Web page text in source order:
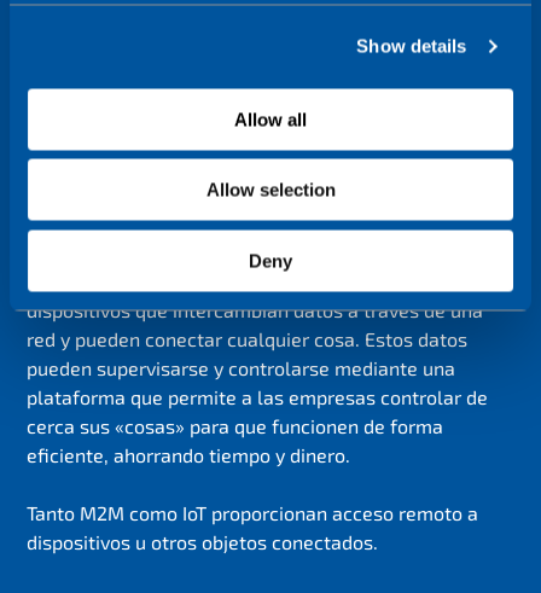
Show details
Allow all
Allow selection
Deny
M2M
Simplificando, M2M es cuando las máquinas se
conectan entre sí utilizando una red para
compartir datos, como máquinas, sensores o
electrodomésticos, cualquier cosa que pueda
enviar y recibir datos a través de una
comunicación unidireccional o bidireccional.
dispositivos que intercambian datos a través de una
red y pueden conectar cualquier cosa. Estos datos
pueden supervisarse y controlarse mediante una
plataforma que permite a las empresas controlar de
cerca sus «cosas» para que funcionen de forma
eficiente, ahorrando tiempo y dinero.
Tanto M2M como IoT proporcionan acceso remoto a
dispositivos u otros objetos conectados.